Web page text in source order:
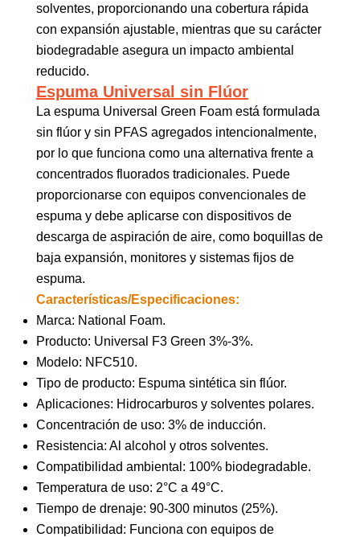
solventes, proporcionando una cobertura rápida
con expansión ajustable, mientras que su carácter
biodegradable asegura un impacto ambiental
reducido.
Espuma Universal sin Flúor
La espuma Universal Green Foam está formulada
sin flúor y sin PFAS agregados intencionalmente,
por lo que funciona como una alternativa frente a
concentrados fluorados tradicionales. Puede
proporcionarse con equipos convencionales de
espuma y debe aplicarse con dispositivos de
descarga de aspiración de aire, como boquillas de
baja expansión, monitores y sistemas fijos de
espuma.
Características/Especificaciones:
Marca: National Foam.
Producto: Universal F3 Green 3%-3%.
Modelo: NFC510.
Tipo de producto: Espuma sintética sin flúor.
Aplicaciones: Hidrocarburos y solventes polares.
Concentración de uso: 3% de inducción.
Resistencia: Al alcohol y otros solventes.
Compatibilidad ambiental: 100% biodegradable.
Temperatura de uso: 2°C a 49°C.
Tiempo de drenaje: 90-300 minutos (25%).
Compatibilidad: Funciona con equipos de